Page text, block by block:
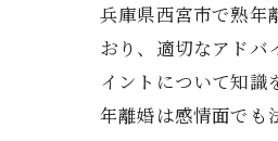
兵庫県西宮市で熟年
おり、適切なアドバ
イントについて知識
年離婚は感情面でも